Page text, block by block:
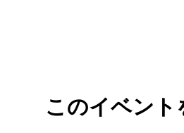
このイベン